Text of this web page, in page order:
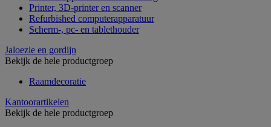
Printer, 3D-printer en scanner
Refurbished computerapparatuur
Scherm-, pc- en tablethouder
Jaloezie en gordijn
Bekijk de hele productgroep
Raamdecoratie
Kantoorartikelen
Bekijk de hele productgroep